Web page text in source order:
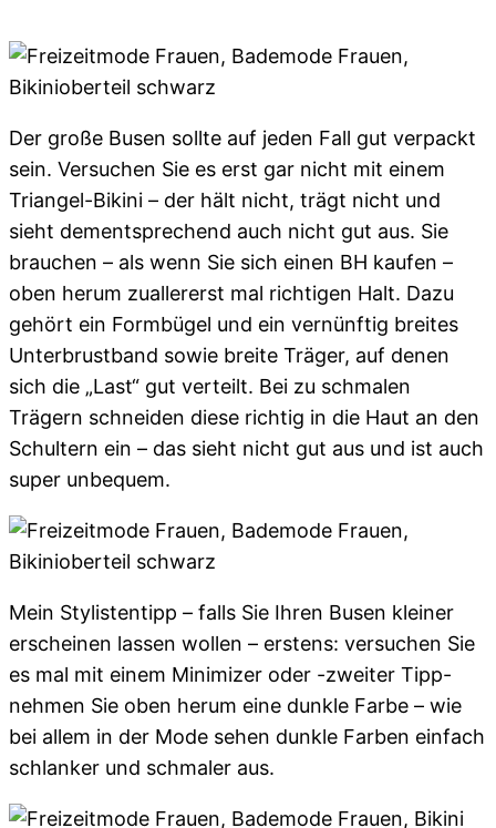
Der große Busen sollte auf jeden Fall gut verpackt
sein. Versuchen Sie es erst gar nicht mit einem
Triangel-Bikini – der hält nicht, trägt nicht und
sieht dementsprechend auch nicht gut aus. Sie
brauchen – als wenn Sie sich einen BH kaufen –
oben herum zuallererst mal richtigen Halt. Dazu
gehört ein Formbügel und ein vernünftig breites
Unterbrustband sowie breite Träger, auf denen
sich die „Last“ gut verteilt. Bei zu schmalen
Trägern schneiden diese richtig in die Haut an den
Schultern ein – das sieht nicht gut aus und ist auch
super unbequem.
Mein Stylistentipp – falls Sie Ihren Busen kleiner
erscheinen lassen wollen – erstens: versuchen Sie
es mal mit einem Minimizer oder -zweiter Tipp-
nehmen Sie oben herum eine dunkle Farbe – wie
bei allem in der Mode sehen dunkle Farben einfach
schlanker und schmaler aus.